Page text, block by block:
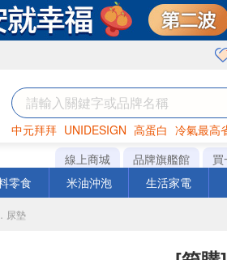
中元拜拜 UNIDESIGN 高蛋白 冷氣最高
巧克力 衛生紙 咖啡
線上商城 品牌旗艦館
零食 米油沖泡 生活家電
尿墊